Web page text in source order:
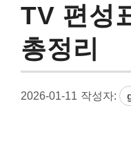
TV 편성
총정리
2026-01-11 작성자: